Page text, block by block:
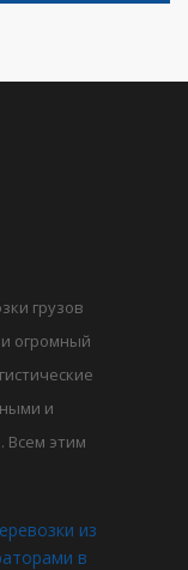
грузов
огромный
и
Всем этим
из
в